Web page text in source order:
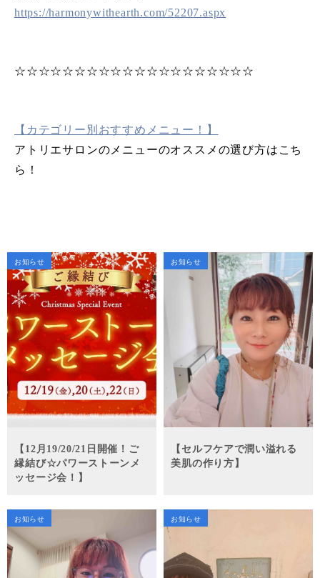
https://harmonywithearth.com/52207.aspx
☆☆☆☆☆☆☆☆☆☆☆☆☆☆☆☆☆☆☆☆
【カテゴリー別おすすめメニュー！】
アトリエサロンのメニューのオススメの選び方はこち
ら！
お知らせ
【12月19/20/21日開催！ご
縁結び☆パワーストーンメ
ッセージ会！】
お知らせ
【セルフケアで潤い溢れる
美肌の作り方】
お知らせ お知らせ